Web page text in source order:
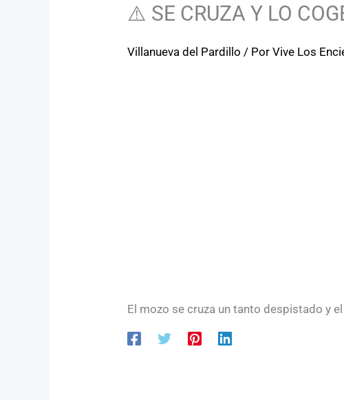
⚠️ SE CRUZA Y LO
Villanueva del Pardillo / PorVive Los
El mozo se cruza un tanto despistado y